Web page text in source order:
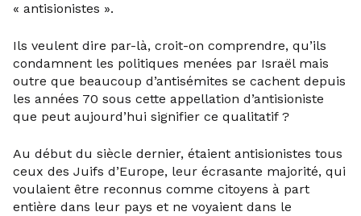
« antisionistes ».
Ils veulent dire par-là, croit-on comprendre, qu’ils
condamnent les politiques menées par Israël mais
outre que beaucoup d’antisémites se cachent depuis
les années 70 sous cette appellation d’antisioniste
que peut aujourd’hui signifier ce qualitatif ?
Au début du siècle dernier, étaient antisionistes tous
ceux des Juifs d’Europe, leur écrasante majorité, qui
voulaient être reconnus comme citoyens à part
entière dans leur pays et ne voyaient dans le